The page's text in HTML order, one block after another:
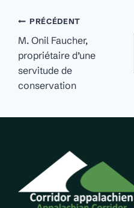
Navigation
de
l'article
PRÉCÉDENT
M. Onil Faucher,
propriétaire d’une
servitude de
conservation